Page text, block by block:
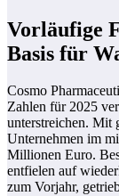
Vorläufige
Basis für
Cosmo
Zahlen für 2025
unterstreichen. Mit
Unternehmen im
Millionen Euro.
entfielen auf
zum Vorjahr,